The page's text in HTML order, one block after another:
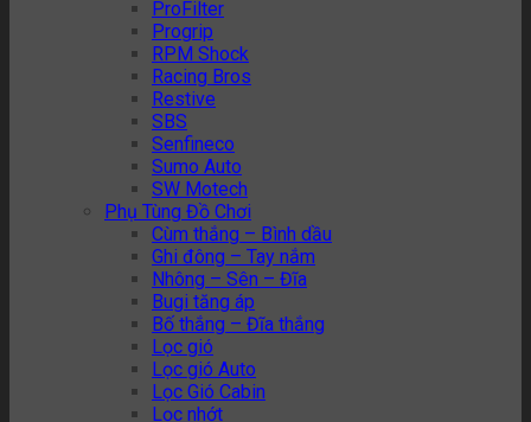
ProFilter
Progrip
RPM Shock
Racing Bros
Restive
SBS
Senfineco
Sumo Auto
SW Motech
Phụ Tùng Đồ Chơi
Cùm thắng – Bình dầu
Ghi đông – Tay nắm
Nhông – Sên – Đĩa
Bugi tăng áp
Bố thắng – Đĩa thắng
Lọc gió
Lọc gió Auto
Lọc Gió Cabin
Lọc nhớt